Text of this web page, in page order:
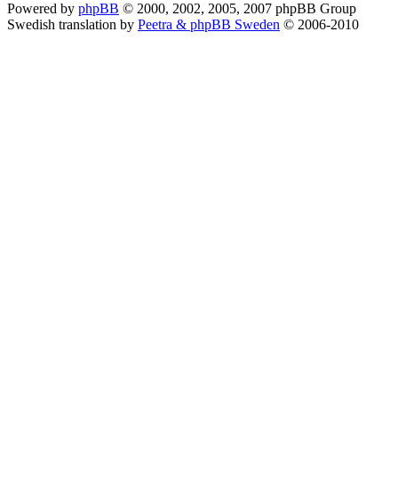
Powered by phpBB © 2000, 2002, 2005, 2007 phpBB Group
Swedish translation by Peetra & phpBB Sweden © 2006-2010